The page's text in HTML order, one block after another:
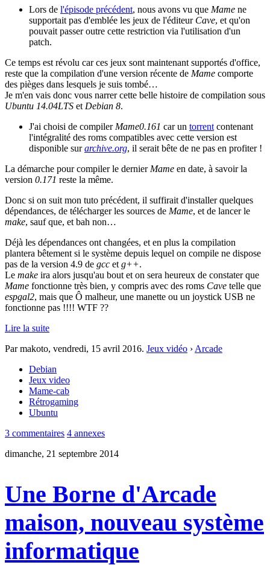
Lors de l'épisode précédent, nous avons vu que Mame ne
supportait pas d'emblée les jeux de l'éditeur Cave, et qu'on
pouvait passer outre cette restriction via l'utilisation d'un
patch.
Ce temps est révolu car ces jeux sont maintenant supportés d'office,
reste que la compilation d'une version récente de Mame comporte
des pièges dans lesquels je suis tombé…
Je m'en vais donc vous narrer cette belle histoire de compilation sous
Ubuntu 14.04LTS et Debian 8.
J'ai choisi de compiler Mame0.161 car un torrent contenant
l'intégralité des roms compatibles avec cette version est
disponible surarchive.org, il serait bête de ne pas en profiter !
La démarche pour compiler le dernier Mame en date, à savoir la
version 0.171 reste la même.
Donc si on suit mon tuto précédent, il suffirait d'installer quelques
dépendances, de télécharger les sources de Mame, et de lancer le
make, sauf que, et bah non…
Déjà les dépendances ont changées, et en plus la compilation
plantera bêtement si le système depuis lequel on compile ne dispose
pas de la version 4.9 de gcc et g++.
Le make ira alors jusqu'au bout et on sera heureux de constater que
Mame fonctionne très bien, y compris avec des roms Cave telle que
espgal2, mais que Ô malheur, une manette ou un joystick USB ne
fonctionne pas !!!! WTF ??
Lire la suite
Par makoto, vendredi, 15 avril 2016. Jeux vidéo › Arcade
Debian
Jeux video
Mame-cab
Rétrogaming
Ubuntu
3 commentaires 4 annexes
dimanche, 21 septembre 2014
Une Borne d'Arcade
maison, nouveau système
informatique